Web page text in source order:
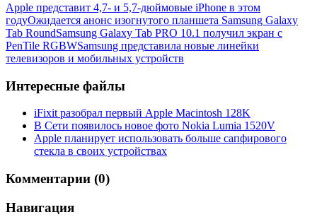
Apple представит 4,7- и 5,7-дюймовые iPhone в этом
годуОжидается анонс изогнутого планшета Samsung Galaxy
Tab RoundSamsung Galaxy Tab PRO 10.1 получил экран с
PenTile RGBWSamsung представила новые линейки
телевизоров и мобильных устройств
Интересные файлы
iFixit разобрал первый Apple Macintosh 128K
В Сети появилось новое фото Nokia Lumia 1520V
Apple планирует использовать больше сапфирового
стекла в своих устройствах
Комментарии (0)
Навигация